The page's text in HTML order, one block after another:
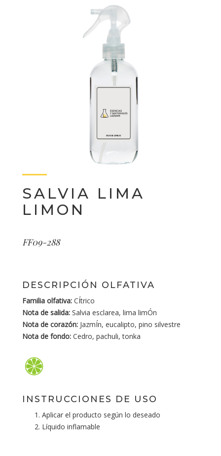
SALVIA LIMA
LIMON
FF09-288
DESCRIPCIÓN OLFATIVA
Familia olfativa: CÍtrico
Nota de salida: Salvia esclarea, lima limÓn
Nota de corazón: JazmÍn, eucalipto, pino silvestre
Nota de fondo: Cedro, pachuli, tonka
INSTRUCCIONES DE USO
Aplicar el producto según lo deseado
Líquido inflamable